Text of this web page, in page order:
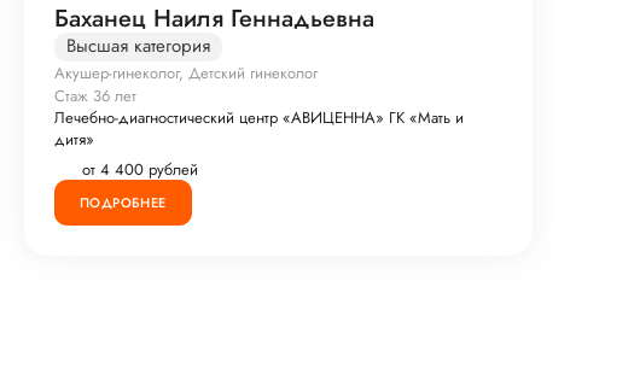
Баханец Наиля Геннадьевна
Высшая категория
Акушер-гинеколог, Детский гинеколог
Стаж 36 лет
Лечебно-диагностический центр «АВИЦЕННА» ГК «Мать и
дитя»
от 4 400 рублей
ПОДРОБНЕЕ